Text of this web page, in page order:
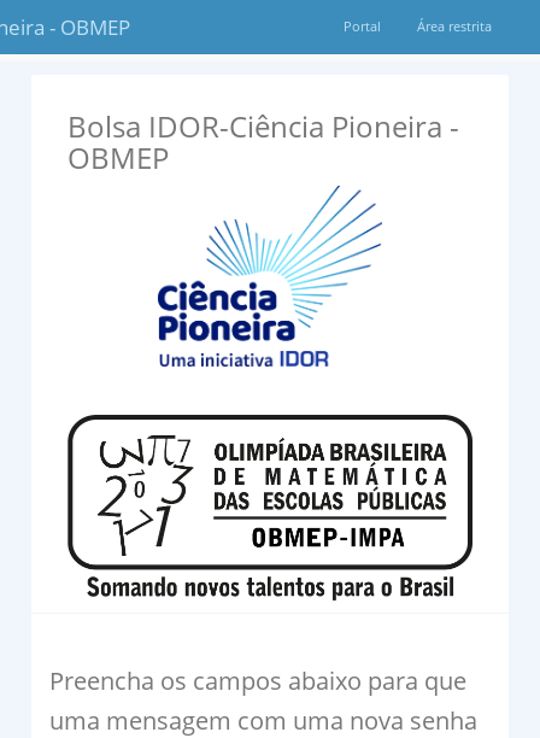
- OBMEP Portal Área restrita
Bolsa IDOR-Ciência Pioneira -
OBMEP
Preencha os campos abaixo para que
uma mensagem com uma nova senha